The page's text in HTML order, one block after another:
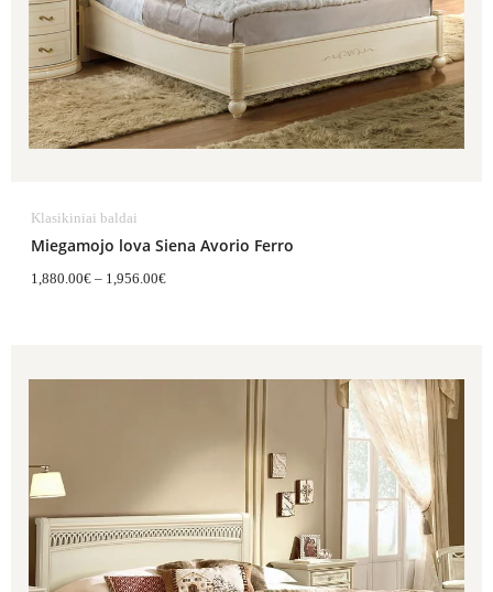
Klasikiniai baldai
Miegamojo lova Siena Avorio Ferro
1,880.00€ – 1,956.00€